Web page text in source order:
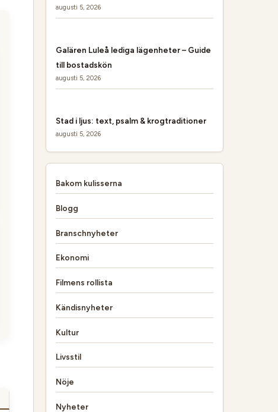
augusti 5, 2026
Galären Luleå lediga lägenheter – Guide
till bostadskön
augusti 5, 2026
Stad i ljus: text, psalm & krogtraditioner
augusti 5, 2026
Bakom kulisserna
Blogg
Branschnyheter
Ekonomi
Filmens rollista
Kändisnyheter
Kultur
Livsstil
Nöje
Nyheter